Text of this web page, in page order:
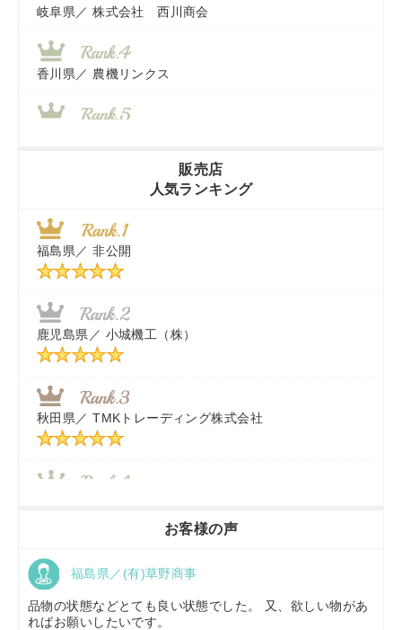
岐阜県／ 株式会社 西川商会
香川県／ 農機リンクス
近江商事合同会社：「茨城中古農建機販売」
千葉県／ 株式会社テクノ・タカ
福岡県／株式会社カドワキ機械（旧ナカガワ農機商会）
東京都／
秋田県／ TMKトレーディング株式会社
販売店
人気ランキング
福島県／ 非公開
鹿児島県／ 小城機工（株）
秋田県／ TMKトレーディング株式会社
京都府／
お客様の声
福島県／(有)草野商事
品物の状態などとても良い状態でした。 又、欲しい物があ
ればお願いしたいです。